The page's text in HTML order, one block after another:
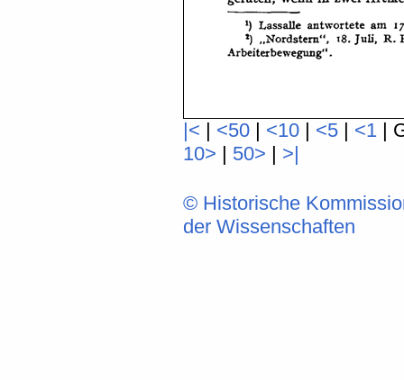
|< | <50| <10| <5| <1 |
10> | 50> | >|
© Historische
der Wissenschaften